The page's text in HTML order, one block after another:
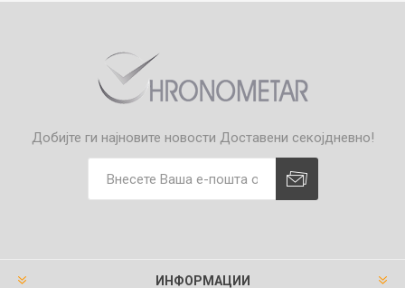
Добијте ги најновите новости Доставени секојдневно!
ИНФОРМАЦИИ